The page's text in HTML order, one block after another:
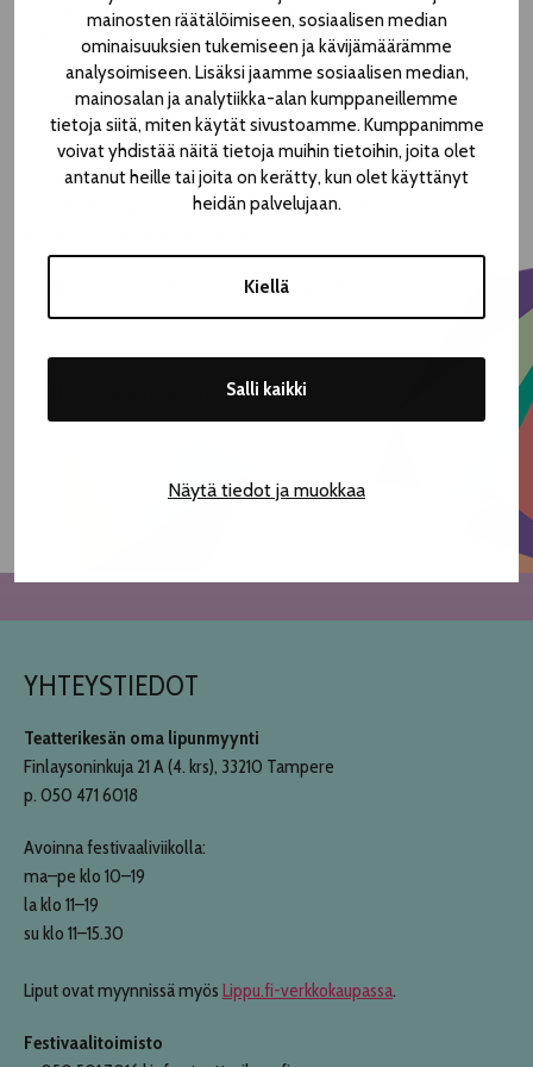
mainosten räätälöimiseen, sosiaalisen median
ominaisuuksien tukemiseen ja kävijämäärämme
analysoimiseen. Lisäksi jaamme sosiaalisen median,
mainosalan ja analytiikka-alan kumppaneillemme
tietoja siitä, miten käytät sivustoamme. Kumppanimme
voivat yhdistää näitä tietoja muihin tietoihin, joita olet
antanut heille tai joita on kerätty, kun olet käyttänyt
heidän palvelujaan.
Kiellä
Salli kaikki
Näytä tiedot ja muokkaa
soolona esittäen sekä rakastetuimpia hittejään että
uusimpia laulujaan
tänä vuonna julkaistultaIkävä mummoa-albumiltaan.
Konsertti on Putron tämän vuoden ainoa soolokeikka
Tampereella.
Lipunmyynti konserttiin käynnistyy maanantaina 24.7.
Teatterikesän lipunmyynnissä sekä Lippu.fi -
Lue lisää konsertista verkkosivuiltamme.
8.–12.8.2023.
YHTEYSTIEDOT
Teatterikesän oma lipunmyynti
Finlaysoninkuja 21 A (4. krs), 33210 Tampere
p. 050 471 6018
Avoinna festivaaliviikolla:
ma–pe klo 10–19
la klo 11–19
su klo 11–15.30
Liput ovat myynnissä myös Lippu.fi-verkkokaupassa.
Festivaalitoimisto